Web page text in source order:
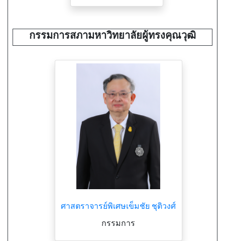
กรรมการสภามหาวิทยาลัยผู้ทรงคุณวุฒิ
ศาสตราจารย์พิเศษเข็มชัย ชุติวงศ์
กรรมการ